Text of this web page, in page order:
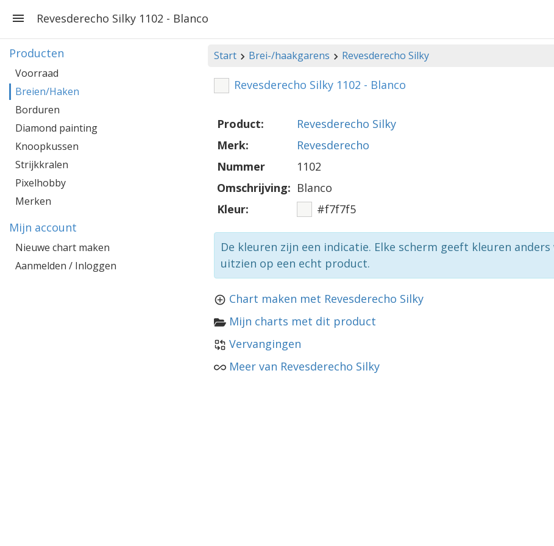
Revesderecho Silky 1102 - Blanco
Start Brei-/haakgarens Revesderecho Silky
Revesderecho Silky 1102 - Blanco
Product:
Revesderecho Silky
Merk:
Revesderecho
Nummer
1102
Omschrijving: Blanco
Kleur:
#f7f7f5
De kleuren zijn een indicatie. Elke scherm geeft kleuren
uitzien op een echt product.
Chart maken met Revesderecho Silky
Mijn charts met dit product
Vervangingen
Meer van Revesderecho Silky
Producten
Voorraad
Breien/Haken
Borduren
Diamond painting
Knoopkussen
Strijkkralen
Pixelhobby
Merken
Mijn account
Nieuwe chart maken
Aanmelden / Inloggen